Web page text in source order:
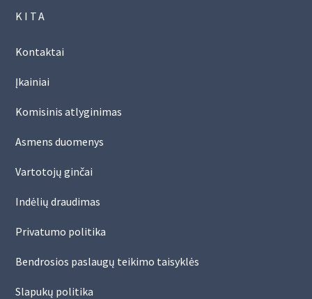
KITA
Kontaktai
Įkainiai
Komisinis atlyginimas
Asmens duomenys
Vartotojų ginčai
Indėlių draudimas
Privatumo politika
Bendrosios paslaugų teikimo taisyklės
Slapukų politika